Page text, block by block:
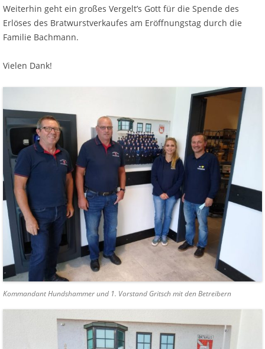
Weiterhin geht ein großes Vergelt’s Gott für die Spende des
Erlöses des Bratwurstverkaufes am Eröffnungstag durch die
Familie Bachmann.
Vielen Dank!
Kommandant Hundshammer und 1. Vorstand Gritsch mit den Betreibern